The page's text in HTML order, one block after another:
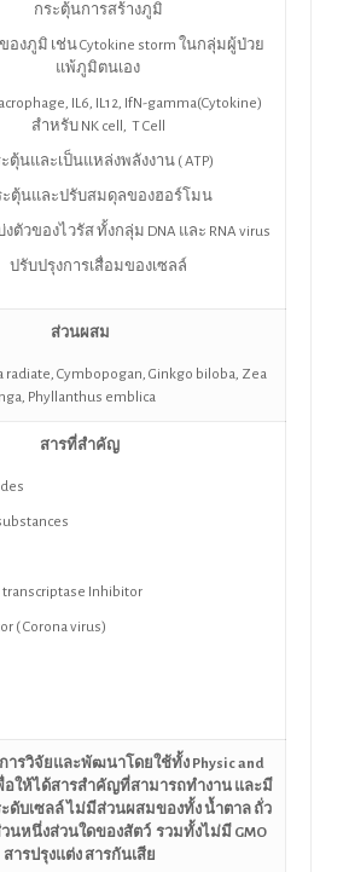
กระตุ้นการสร้างภูมิ
งภูมิ เช่น Cytokine storm ในกลุ่มผู้ป่วย
แพ้ภูมิตนเอง
IL6, IL12, IfN-gamma(Cytokine)
สำหรับ NK cell, T Cell
ตุ้นและเป็นแหล่งพลังงาน ( ATP)
ะตุ้นและปรับสมดุลของฮอร์โมน
ตัวของไวรัส ทั้งกลุ่ม DNA และ RNA virus
ปรับปรุงการเสื่อมของเซลล์
ส่วนผสม
radiate, Cymbopogan, Ginkgo biloba, Zea
Phyllanthus emblica
สารที่สำคัญ
transcriptase Inhibitor
( Corona virus)
รวิจัยและพัฒนาโดยใช้ทั้ง Physic and
อให้ได้สารสำคัญที่สามารถทำงาน และมี
ดับเซลล์ ไม่มีส่วนผสมของทั้ง น้ำตาล ถั่ว
นหนึ่งส่วนใดของสัตว์ รวมทั้งไม่มี GMO
สารปรุงแต่ง สารกันเสีย